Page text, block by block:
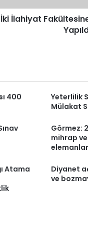
İki İlahiyat
400
Yeterlilik
Mülakat
Görmez:
mihrap
Atama
Diyanet
ve